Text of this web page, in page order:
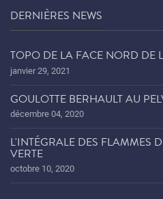
DERNIÈRES NEWS
TOPO DE LA FACE NORD DE
janvier 29, 2021
GOULOTTE BERHAULT AU
décembre 04, 2020
L'INTÉGRALE DES FLAMMES
VERTE
octobre 10, 2020